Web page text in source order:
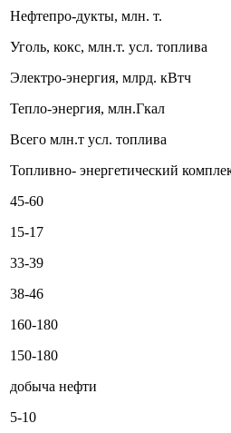
Нефтепро-дукты, млн. т.
Уголь, кокс, млн.т. усл. топлива
Электро-энергия, млрд. кВтч
Тепло-энергия, млн.Гкал
Всего млн.т усл. топлива
Топливно- энергетический
45-60
15-17
33-39
38-46
160-180
150-180
добыча нефти
5-10